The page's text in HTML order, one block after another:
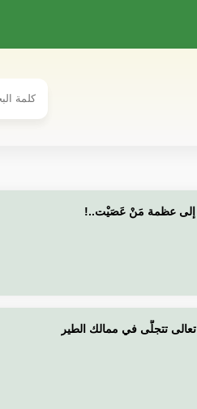
إلى عظمة مَنْ عَصَيْت..!
تتجلَّى في ممالك الطير